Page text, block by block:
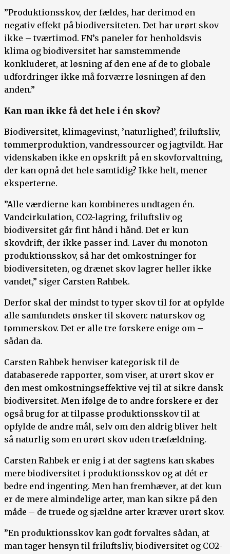
”Produktionsskov, der fældes, har derimod en
negativ effekt på biodiversiteten. Det har urørt skov
ikke – tværtimod. FN’s paneler for henholdsvis
klima og biodiversitet har samstemmende
konkluderet, at løsning af den ene af de to globale
udfordringer ikke må forværre løsningen af den
anden.”
Kan man ikke få det hele i én skov?
Biodiversitet, klimagevinst, ’naturlighed’, friluftsliv,
tømmerproduktion, vandressourcer og jagtvildt. Har
videnskaben ikke en opskrift på en skovforvaltning,
der kan opnå det hele samtidig? Ikke helt, mener
eksperterne.
”Alle værdierne kan kombineres undtagen én.
Vandcirkulation, CO2-lagring, friluftsliv og
biodiversitet går fint hånd i hånd. Det er kun
skovdrift, der ikke passer ind. Laver du monoton
produktionsskov, så har det omkostninger for
biodiversiteten, og drænet skov lagrer heller ikke
vandet,” siger Carsten Rahbek.
Derfor skal der mindst to typer skov til for at opfylde
alle samfundets ønsker til skoven: naturskov og
tømmerskov. Det er alle tre forskere enige om –
sådan da.
Carsten Rahbek henviser kategorisk til de
databaserede rapporter, som viser, at urørt skov er
den mest omkostningseffektive vej til at sikre dansk
biodiversitet. Men ifølge de to andre forskere er der
også brug for at tilpasse produktionsskov til at
opfylde de andre mål, selv om den aldrig bliver helt
så naturlig som en urørt skov uden træfældning.
Carsten Rahbek er enig i at der sagtens kan skabes
mere biodiversitet i produktionsskov og at dét er
bedre end ingenting. Men han fremhæver, at det kun
er de mere almindelige arter, man kan sikre på den
måde – de truede og sjældne arter kræver urørt skov.
”En produktionsskov kan godt forvaltes sådan, at
man tager hensyn til friluftsliv, biodiversitet og CO2-